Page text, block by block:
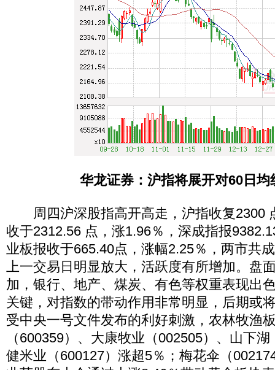
华龙证券：沪指将展开对60日均
周四沪深股指高开高走，沪指收复2300
收于2312.56 点，涨1.96％，深成指报
业板报收于665.40点，涨幅2.25％，两市共
上一交易日明显放大，活跃度有所增加。盘
加，银行、地产、煤炭、有色等权重表现出
关键，对指数的带动作用非常明显，后期或
受中央一号文件发布的利好刺激，农林牧渔
（600359）、大康牧业（002505）、山下
健米业（600127）涨超5％；梅花伞（